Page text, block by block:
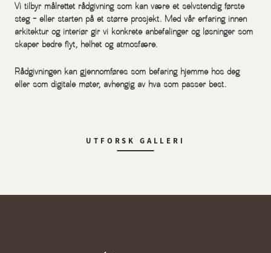
Vi tilbyr målrettet rådgivning som kan være et selvstendig første
steg – eller starten på et større prosjekt. Med vår erfaring innen
arkitektur og interiør gir vi konkrete anbefalinger og løsninger som
skaper bedre flyt, helhet og atmosfære.
Rådgivningen kan gjennomføres som befaring hjemme hos deg
eller som digitale møter, avhengig av hva som passer best.
UTFORSK GALLERI